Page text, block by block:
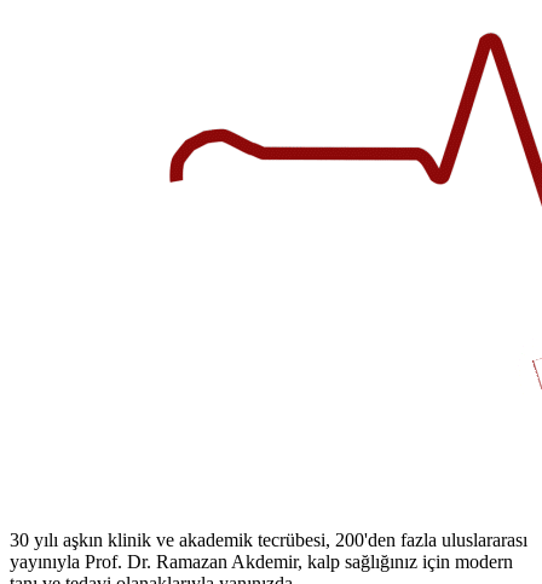
30 yılı aşkın klinik ve akademik tecrübesi, 200'den fazla uluslararası
yayınıyla Prof. Dr. Ramazan Akdemir, kalp sağlığınız için modern